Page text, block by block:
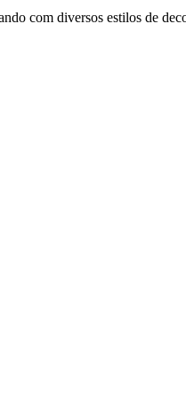
com diversos estilos de